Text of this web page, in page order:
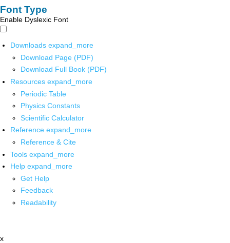
Font Type
Enable Dyslexic Font
Downloads expand_more
Download Page (PDF)
Download Full Book (PDF)
Resources expand_more
Periodic Table
Physics Constants
Scientific Calculator
Reference expand_more
Reference & Cite
Tools expand_more
Help expand_more
Get Help
Feedback
Readability
x